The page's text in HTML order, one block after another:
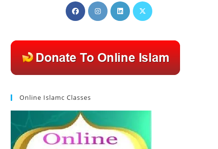
Opens
in
new
tab
Opens
in
new
tab
Opens
in
new
tab
Opens
new
tab
Online Islamc Classes